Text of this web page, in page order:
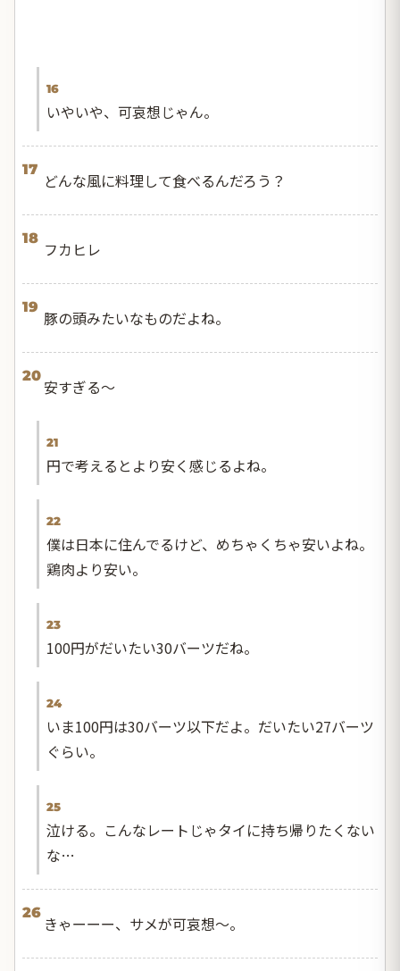
16
いやいや、可哀想じゃん。
17
どんな風に料理して食べるんだろう？
18
フカヒレ
19
豚の頭みたいなものだよね。
20
安すぎる〜
21
円で考えるとより安く感じるよね。
22
僕は日本に住んでるけど、めちゃくちゃ安いよね。
鶏肉より安い。
23
100円がだいたい30バーツだね。
24
いま100円は30バーツ以下だよ。だいたい27バーツ
ぐらい。
25
泣ける。こんなレートじゃタイに持ち帰りたくない
な…
26
きゃーーー、サメが可哀想〜。